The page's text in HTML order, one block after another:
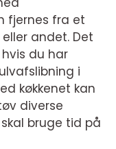
fjernes fra et
andet. Det
du har
i
køkkenet kan
diverse
bruge tid på